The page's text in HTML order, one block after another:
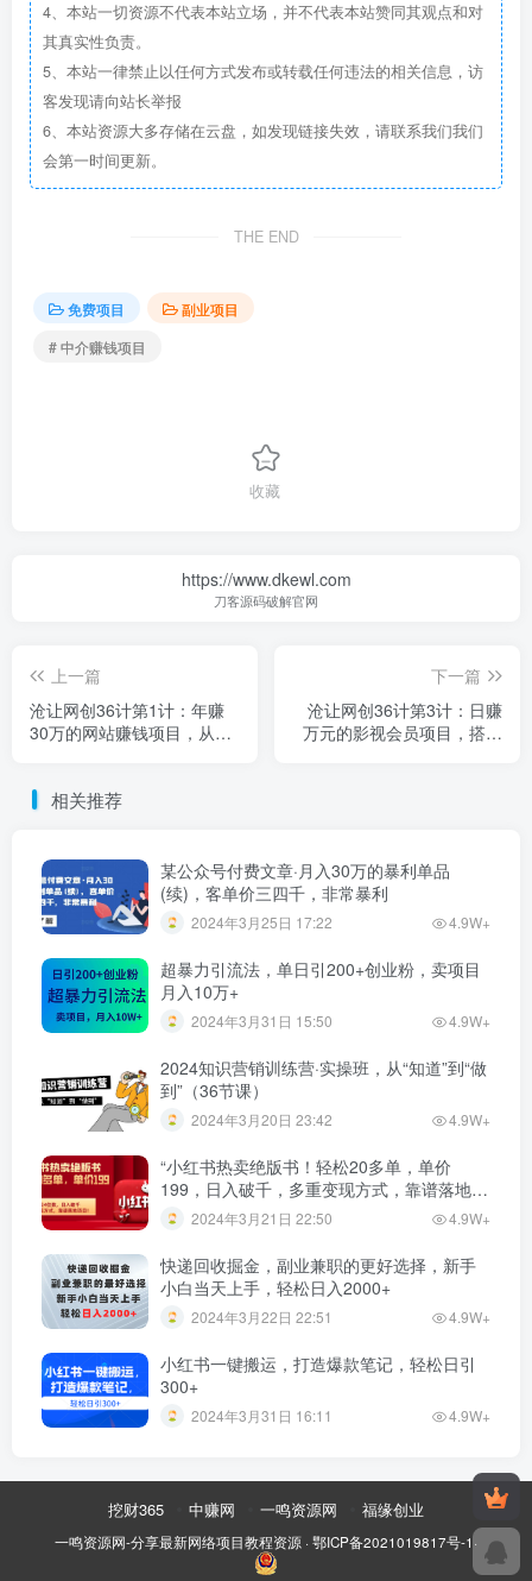
4、本站一切资源不代表本站立场，并不代表本站赞同其观点和对
其真实性负责。
5、本站一律禁止以任何方式发布或转载任何违法的相关信息，访
客发现请向站长举报
6、本站资源大多存储在云盘，如发现链接失效，请联系我们我们
会第一时间更新。
THE END
免费项目
副业项目
# 中介赚钱项目
收藏
https://www.dkewl.com
刀客源码破解官网
上一篇
沧让网创36计第1计：年赚
30万的网站赚钱项目，从0-1
下一篇
沧让网创36计第3计：日赚
万元的影视会员项目，搭建
相关推荐
某公众号付费文章·月入30万的暴利单品
(续)，客单价三四千，非常暴利
2024年3月25日 17:22 4.9W+
超暴力引流法，单日引200+创业粉，卖项目
月入10万+
2024年3月31日 15:50 4.9W+
2024知识营销训练营·实操班，从“知道”到“做
到”（36节课）
2024年3月20日 23:42 4.9W+
“小红书热卖绝版书！轻松20多单，单价
199，日入破千，多重变现方式，靠谱落地项
目！”2024年3月21日 22:50 4.9W+
快递回收掘金，副业兼职的更好选择，新手
小白当天上手，轻松日入2000+
2024年3月22日 22:51 4.9W+
小红书一键搬运，打造爆款笔记，轻松日引
300+
2024年3月31日 16:11 4.9W+
挖财365 中赚网 一鸣资源网 福缘创业
一鸣资源网-分享最新网络项目教程资源 · 鄂ICP备2021019817号-1 ·